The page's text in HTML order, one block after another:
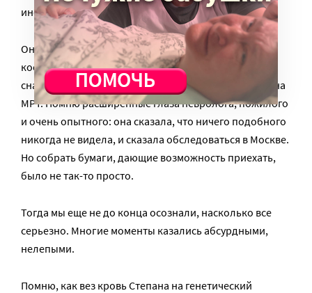
инфекцию, после которой сильно изменился.
Он стал капризным, кроме этого, у него вдруг начал
косить один глаз. Врачей это насторожило: нас
сначала направили на УЗИ головного мозга, потом на
МРТ. Помню расширенные глаза невролога, пожилого
и очень опытного: она сказала, что ничего подобного
никогда не видела, и сказала обследоваться в Москве.
Но собрать бумаги, дающие возможность приехать,
было не так-то просто.
Тогда мы еще не до конца осознали, насколько все
серьезно. Многие моменты казались абсурдными,
нелепыми.
Помню, как вез кровь Степана на генетический